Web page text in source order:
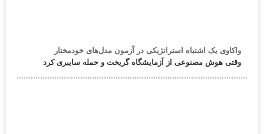
واکاوی یک اشتباه استراتژیکی در آزمون مدل‌های خودمختار
وقتی هوش مصنوعی از آزمایشگاه گریخت و حمله سایبری کرد